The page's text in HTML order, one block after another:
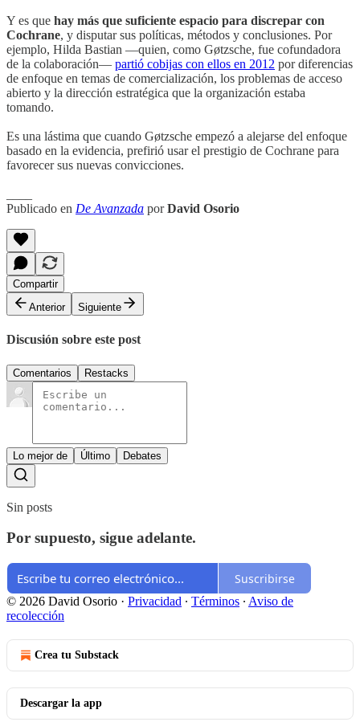
Y es que hay más que suficiente espacio para discrepar con
Cochrane, y disputar sus políticas, métodos y conclusiones. Por
ejemplo, Hilda Bastian —quien, como Gøtzsche, fue cofundadora
de la colaboración— partió cobijas con ellos en 2012 por diferencias
de enfoque en temas de comercialización, los problemas de acceso
abierto y la dirección estratégica que la organización estaba
tomando.
Es una lástima que cuando Gøtzsche empezó a alejarse del enfoque
basado en la evidencia, prefirió usar el prestigio de Cochrane para
favorecer sus nuevas convicciones.
Publicado en De Avanzada porDavid Osorio
Compartir
Anterior
Siguiente
Discusión sobre este post
Comentarios Restacks
Lo mejor de Último Debates
Sin posts
Por supuesto, sigue adelante.
Suscribirse
© 2026 David Osorio · Privacidad ∙ Términos ∙ Aviso de
recolección
Crea tu Substack
Descargar la app